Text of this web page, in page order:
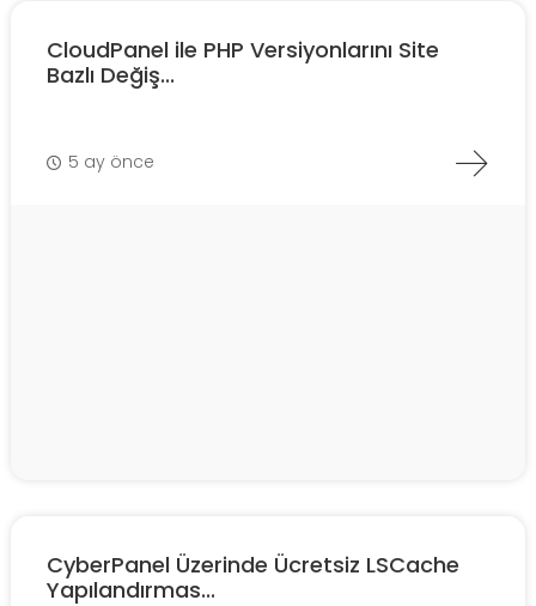
CloudPanel ile PHP Versiyonlarını Site
Bazlı Değiş...
5 ay önce
CyberPanel Üzerinde Ücretsiz LSCache
Yapılandırmas...